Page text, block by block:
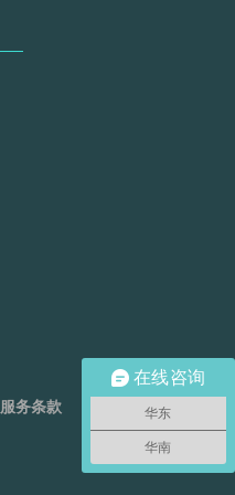
服务条款 免责声明
在线咨询
华东
华南